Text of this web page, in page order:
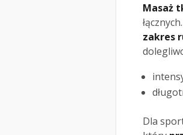
Masaż
zakres
Dla